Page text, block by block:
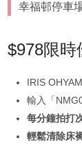
幸福邨停車
$978限時
IRIS
輸入「
每分鐘拍打
輕鬆清除床